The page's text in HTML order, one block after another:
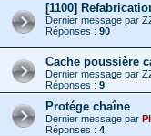
[1100]
Dernier message par
Réponses : 90
Cache poussière
Dernier message par
Réponses : 9
Protége chaîne
Dernier message par
Réponses : 4